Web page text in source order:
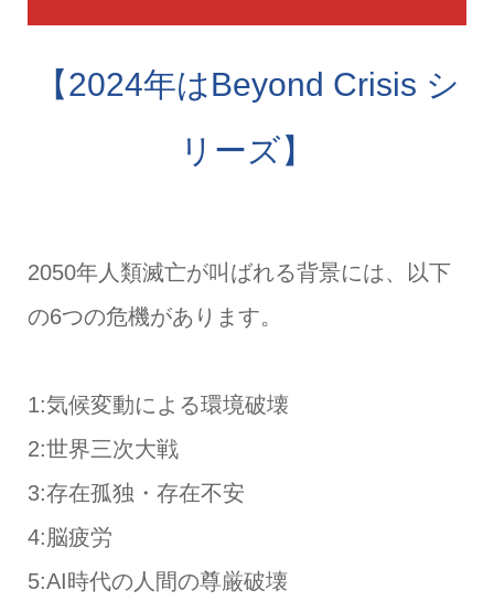
【2024年はBeyond Crisis シ
リーズ】
2050年人類滅亡が叫ばれる背景には、以下
の6つの危機があります。
1:気候変動による環境破壊
2:世界三次大戦
3:存在孤独・存在不安
4:脳疲労
5:AI時代の人間の尊厳破壊